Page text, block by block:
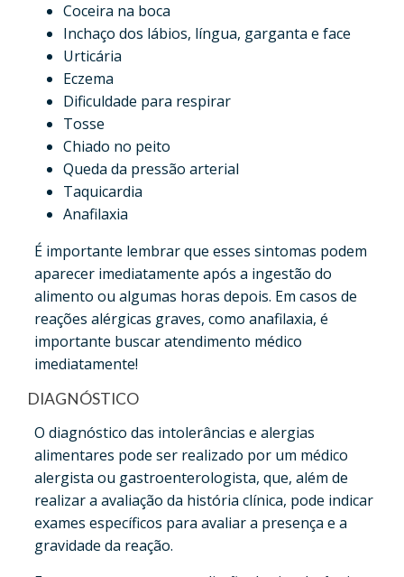
Coceira na boca
Inchaço dos lábios, língua, garganta e face
Urticária
Eczema
Dificuldade para respirar
Tosse
Chiado no peito
Queda da pressão arterial
Taquicardia
Anafilaxia
É importante lembrar que esses sintomas podem
aparecer imediatamente após a ingestão do
alimento ou algumas horas depois. Em casos de
reações alérgicas graves, como anafilaxia, é
importante buscar atendimento médico
imediatamente!
DIAGNÓSTICO
O diagnóstico das intolerâncias e alergias
alimentares pode ser realizado por um médico
alergista ou gastroenterologista, que, além de
realizar a avaliação da história clínica, pode indicar
exames específicos para avaliar a presença e a
gravidade da reação.